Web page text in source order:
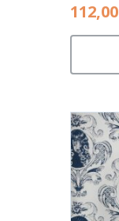
112,00